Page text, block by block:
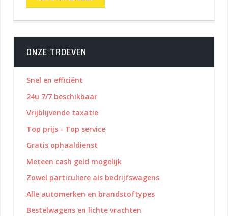
ONZE TROEVEN
Snel en efficiënt
24u 7/7 beschikbaar
Vrijblijvende taxatie
Top prijs - Top service
Gratis ophaaldienst
Meteen cash geld mogelijk
Zowel particuliere als bedrijfswagens
Alle automerken en brandstoftypes
Bestelwagens en lichte vrachten